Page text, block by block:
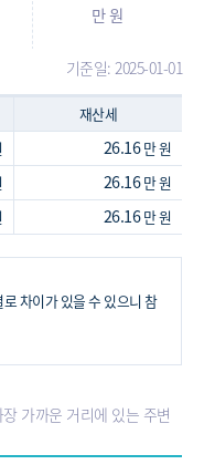
만 원
기준일: 2025-01-01
재산세
26.16만 원
26.16만 원
26.16만 원
차이가 있을 수 있으니 참
가까운 거리에 있는 주변